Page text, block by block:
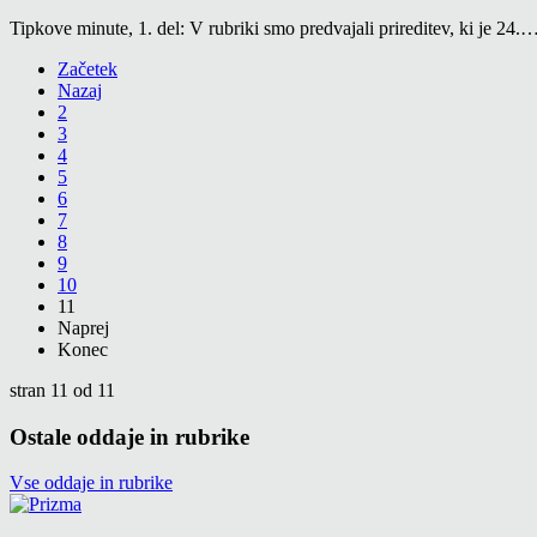
Tipkove minute, 1. del: V rubriki smo predvajali prireditev, ki je
Začetek
Nazaj
2
3
4
5
6
7
8
9
10
11
Naprej
Konec
stran 11 od 11
Ostale oddaje in rubrike
Vse oddaje in rubrike